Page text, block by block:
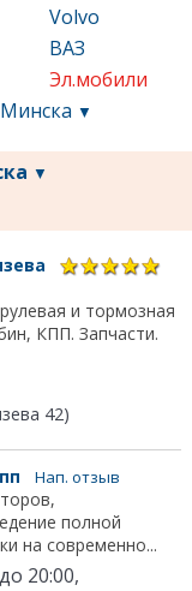
Volvo
ВАЗ
Эл.мобили
▼
▼
и тормозная
КПП. Запчасти.
42)
Нап. отзыв
полной
на современно...
20:00,